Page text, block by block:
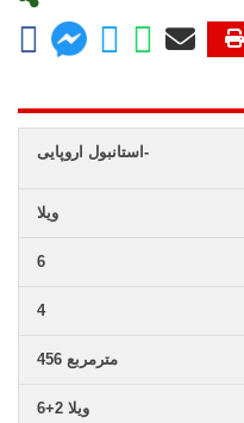
استانبول اروپایی-
ویلا
6
4
456 مترمربع
6+2 ویلا